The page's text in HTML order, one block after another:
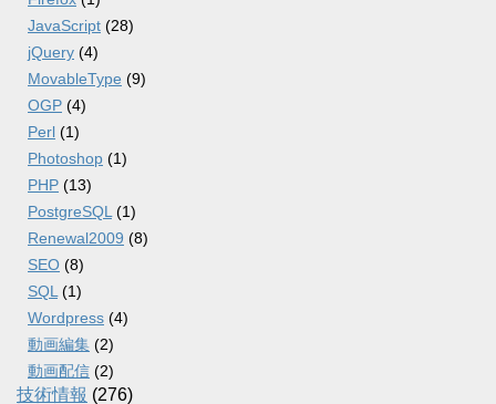
JavaScript (28)
jQuery (4)
MovableType (9)
OGP (4)
Perl (1)
Photoshop (1)
PHP (13)
PostgreSQL (1)
Renewal2009 (8)
SEO (8)
SQL (1)
Wordpress (4)
動画編集 (2)
動画配信 (2)
技術情報 (276)